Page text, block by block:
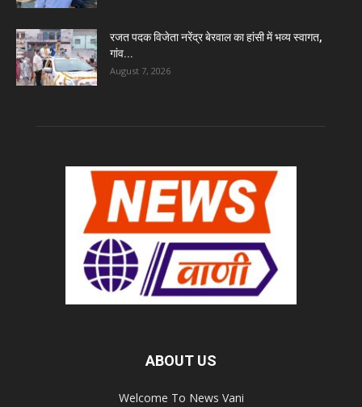
रजत पदक विजेता नरेंद्र बेरवाल का हांसी में भव्य स्वागत,
गांव...
August 7, 2026
ABOUT US
Welcome To News Vani